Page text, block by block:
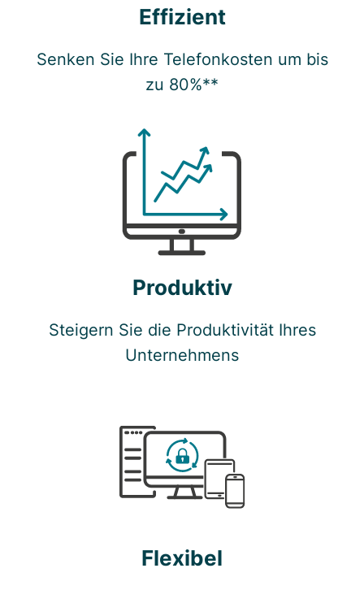
Effizient
Senken Sie Ihre Telefonkosten um bis
zu 80%**
Produktiv
Steigern Sie die Produktivität Ihres
Unternehmens
Flexibel